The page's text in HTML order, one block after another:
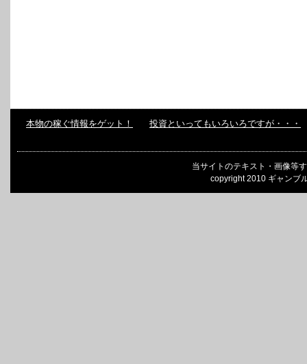
本物の稼ぐ情報をゲット！ 投資といってもいろいろですが・・・
当サイトのテキスト・画像等
copyright 2010 ギャンブ